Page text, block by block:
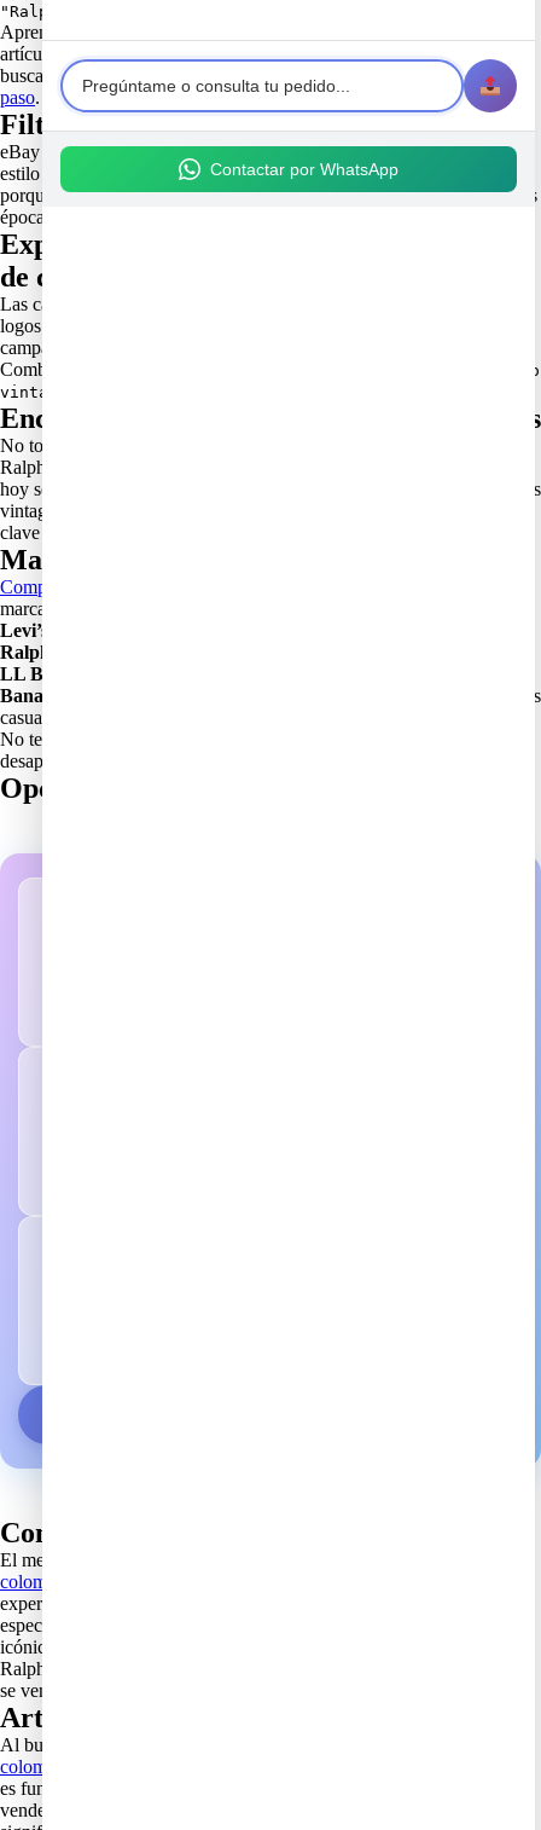
"Ralph Lauren short 80s"
Aprender estos términos me ahorra horas y me permite encontrar
artículos únicos y con descuentos. Para profundizar en cómo filtrar y
buscar productos usados en eBay, puedes ver esta
guía rápida paso a
paso.
Filtrado por décadas: 80s, 90s y más
eBay permite filtrar resultados por década. Esto es clave si buscas un
estilo muy definido. Yo suelo seleccionar los filtros de 80s y 90s,
porque muchas de mis marcas favoritas tienen diseños icónicos de esas
épocas.
Explorando camisetas y camisas de cuello
de campamento
Las camisetas son mi debilidad. Busco piezas con gráficos originales,
logos pequeños o estampados raros. Las camisas con cuello de
campamento también son un must: frescas, relajadas y muy vintage.
Combinar términos de búsqueda como
"camisa cuello campamento
vintage"
Encontrando pantalones cortos y accesorios
No todo es parte superior. Los pantalones cortos de marcas como
Ralph Lauren, Levi’s o Gap son muy resistentes y tienen cortes que
hoy son difíciles de encontrar. Los accesorios como cinturones o gorras
vintage completan el look y también pueden buscarse con palabras
clave como
Marcas clásicas que siempre funcionan
Comprar ropa en ebay
marcas siempre aseguran calidad y estilo. Por ejemplo:
Levi’s
Ralph Lauren
LL Bean y Eddie Bauer
Banana Republic y Gap
: básicos de calidad que funcionan para looks
casuales
No tengas miedo de explorar marcas menos populares que hayan
desaparecido: a veces encuentras tesoros olvidados por todos.
Opciones de compra para eBay
Comprar en ebay para revender
El mercado de
colombia/guias/negocio-revender/
experimentado un crecimiento significativo en los últimos años,
especialmente en categorías como ropa retro, accesorios de marcas
icónicas y objetos de colección. Artículos de marcas como Levi’s,
Ralph Lauren y Pendleton pueden triplicar su valor de compra cuando
se venden en el mercado colombiano.
Articulos vintage usados
Al buscar
colombia/tutoriales/productos-usados/
es fundamental saber interpretar correctamente las descripciones de los
vendedores. Términos como “like new”, “very good” o “good” tienen
Contactar por WhatsApp